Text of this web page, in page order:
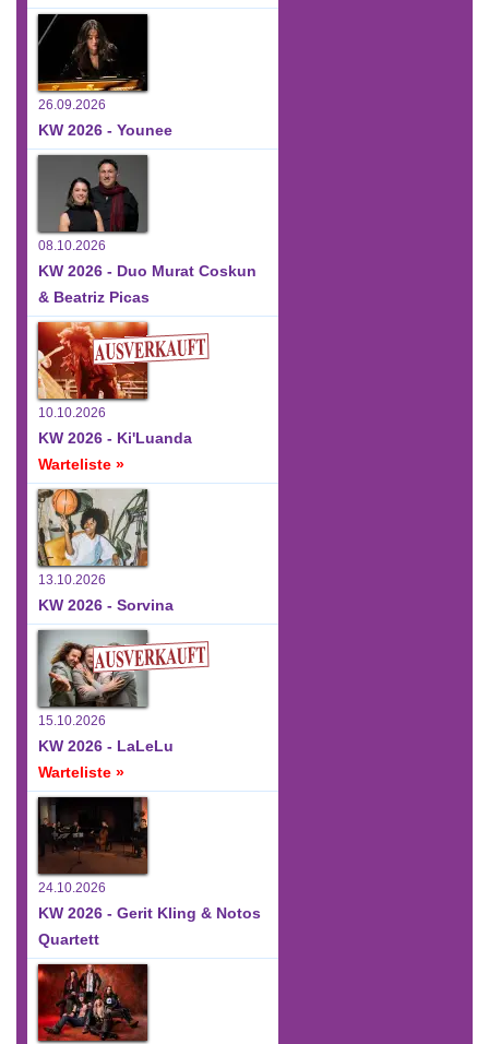
26.09.2026
KW 2026 - Younee
08.10.2026
KW 2026 - Duo Murat Coskun
& Beatriz Picas
10.10.2026
KW 2026 - Ki'Luanda
Warteliste »
13.10.2026
KW 2026 - Sorvina
15.10.2026
KW 2026 - LaLeLu
Warteliste »
24.10.2026
KW 2026 - Gerit Kling & Notos
Quartett